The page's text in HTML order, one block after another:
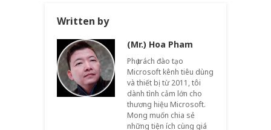
Written by
(Mr.) Hoa Pham
Phụ trách đào tạo
Microsoft kênh tiêu dùng
và thiết bị từ 2011, tôi
dành tình cảm lớn cho
thương hiệu Microsoft.
Mong muốn chia sẻ
những tiện ích cùng giá